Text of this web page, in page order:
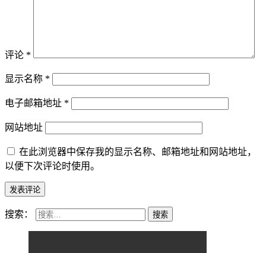
评论 *
显示名称 *
电子邮箱地址 *
网站地址
在此浏览器中保存我的显示名称、邮箱地址和网站地址，
以便下次评论时使用。
搜索：